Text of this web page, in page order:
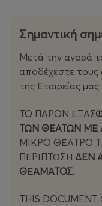
20΄ μετά το τέλος
Στάσεις στο μετρό
(επί της οδού
Σημαντική
Μετά την αγορά
αποδέχεστε τους
της Εταιρείας μας.
ΤΟ ΠΑΡΟΝ
ΤΩΝ ΘΕΑΤΩΝ ΜΕ
ΜΙΚΡΟ ΘΕΑΤΡΟ
ΠΕΡΊΠΤΩΣΗ ΔΕΝ
ΘΕΑΜΑΤΟΣ.
THIS DOCUMENT